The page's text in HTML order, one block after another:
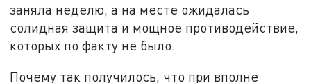
заняла неделю, а на месте ожидалась
солидная защита и мощное противодействие,
которых по факту не было.
Почему так получилось, что при вполне